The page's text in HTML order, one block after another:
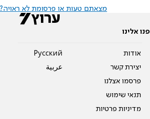
מצאתם טעות או פרסומת לא ראויה?
פנו אלינו
אודות
יצירת קשר
פרסמו אצלנו
תנאי שימוש
מדיניות פרטיות
Pусский
عربية